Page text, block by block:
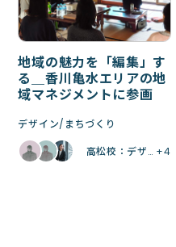
地域の魅力を「編集」す
る＿香川亀水エリアの地
域マネジメントに参画
デザイン まちづくり
高松校：デザ… +4